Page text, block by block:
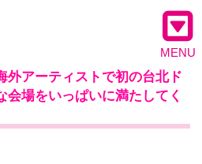
MENU
外アーティストで初の台北ド
会場をいっぱいに満たしてく